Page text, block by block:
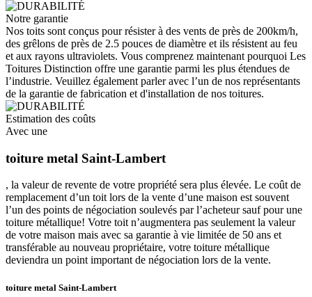
Notre garantie
Nos toits sont conçus pour résister à des vents de près de 200km/h,
des grêlons de près de 2.5 pouces de diamètre et ils résistent au feu
et aux rayons ultraviolets. Vous comprenez maintenant pourquoi Les
Toitures Distinction offre une garantie parmi les plus étendues de
l’industrie. Veuillez également parler avec l’un de nos représentants
de la garantie de fabrication et d'installation de nos toitures.
Estimation des coûts
Avec une
toiture metal Saint-Lambert
, la valeur de revente de votre propriété sera plus élevée. Le coût de
remplacement d’un toit lors de la vente d’une maison est souvent
l’un des points de négociation soulevés par l’acheteur sauf pour une
toiture métallique! Votre toit n’augmentera pas seulement la valeur
de votre maison mais avec sa garantie à vie limitée de 50 ans et
transférable au nouveau propriétaire, votre toiture métallique
deviendra un point important de négociation lors de la vente.
toiture metal Saint-Lambert